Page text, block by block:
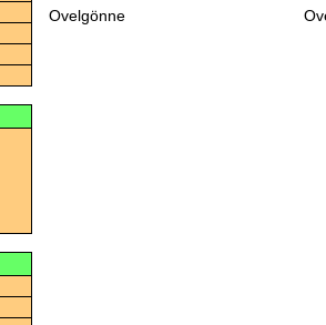
Ovelgönne